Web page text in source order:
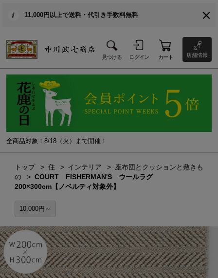
11,000円以上で送料・代引き手数料無料
見つける ログイン カート 店舗情報
全商品対象！8/18（火）まで開催！
トップ 住 インテリア
座布団とクッションと敷きも
の
COURT FISHERMAN'S ウールラグ
200×300cm【ノベルティ対象外】
10,000円～